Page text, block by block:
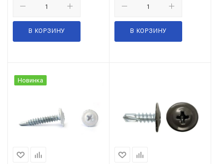
В КОРЗИНУ В КОРЗИНУ
Новинка